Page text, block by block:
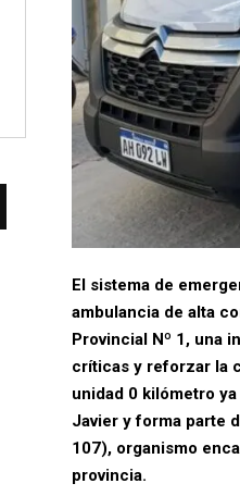
El sistema de
ambulancia de alta
Provincial Nº 1, una
críticas y reforzar la
unidad 0 kilómetro
Javier y forma parte
107), organismo
provincia.